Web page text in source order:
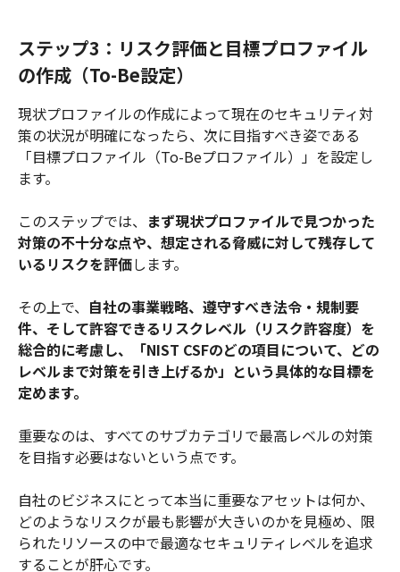
ステップ3：リスク評価と目標プロファイル
の作成（To-Be設定）
現状プロファイルの作成によって現在のセキュリティ対
策の状況が明確になったら、次に目指すべき姿である
「目標プロファイル（To-Beプロファイル）」を設定し
ます。
このステップでは、 まず現状プロファイルで見つかった
対策の不十分な点や、想定される脅威に対して残存して
いるリスクを評価します。
その上で、 自社の事業戦略、遵守すべき法令・規制要
件、そして許容できるリスクレベル（リスク許容度）を
総合的に考慮し、「NIST CSFのどの項目について、どの
レベルまで対策を引き上げるか」という具体的な目標を
定めます。
重要なのは、すべてのサブカテゴリで最高レベルの対策
を目指す必要はないという点です。
自社のビジネスにとって本当に重要なアセットは何か、
どのようなリスクが最も影響が大きいのかを見極め、限
られたリソースの中で最適なセキュリティレベルを追求
することが肝心です。